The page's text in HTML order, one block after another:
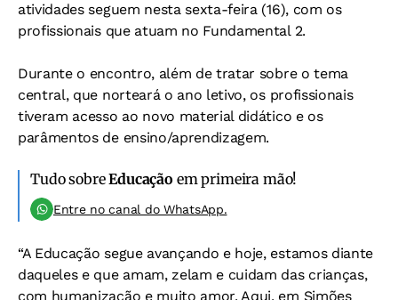
atividades seguem nesta sexta-feira (16), com os
profissionais que atuam no Fundamental 2.
Durante o encontro, além de tratar sobre o tema
central, que norteará o ano letivo, os profissionais
tiveram acesso ao novo material didático e os
parâmentos de ensino/aprendizagem.
Tudo sobreEducação em primeira mão!
Entre no canal do WhatsApp.
“A Educação segue avançando e hoje, estamos diante
daqueles e que amam, zelam e cuidam das crianças,
com humanização e muito amor. Aqui, em Simões